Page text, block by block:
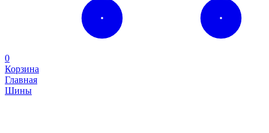
0
Корзина
Главная
Шины